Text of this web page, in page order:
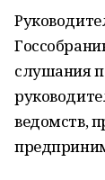
слушания
ведомств,